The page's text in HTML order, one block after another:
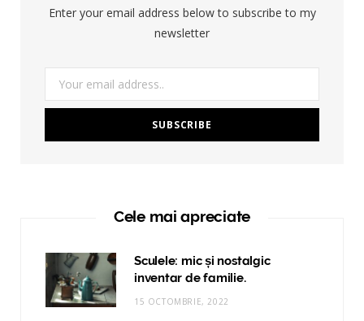
Enter your email address below to subscribe to my
newsletter
Cele mai apreciate
Sculele: mic și nostalgic
inventar de familie.
15 OCTOMBRIE, 2022